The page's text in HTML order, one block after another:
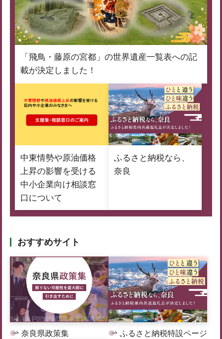
「飛鳥・藤原の宮都」の世界遺産一覧表への記
載が決定しました！
中東情勢や原油価格
上昇の影響を受ける
中小企業向け相談窓
口について
ふるさと納税なら、
奈良
おすすめサイト
奈良県政策集 ふるさと納税特設ページ